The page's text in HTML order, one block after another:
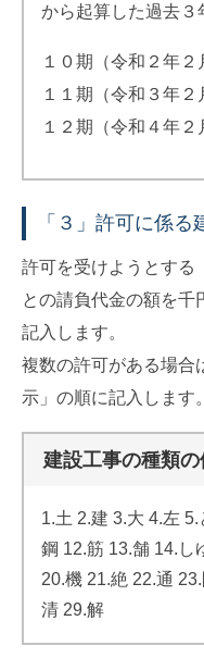
から起算した過去３
１０期（令和２年２
１１期（令和３年２
１２期（令和４年２
「３」許可に係
許可を受けようとする
との請負代金の額を千
記入します。
複数の許可がある場合
示」の順に記入します。
建設工事の種類
1.土 2.建 3.大 4.左
鋼 12.筋 13.舗 14.し
20.機 21.絶 22.通
清 29.解